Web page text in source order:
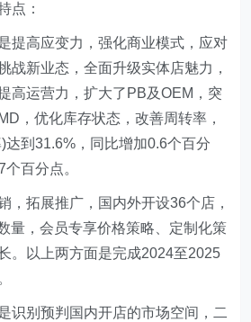
点：
提高应变力，强化商业模式，应对
战新业态，全面升级实体店魅力，
高运营力，扩大了PB及OEM，突
，优化库存状态，改善周转率，
达到31.6%，同比增加0.6个百分
百分点。
，拓展推广，国内外开设36个店，
量，会员专享价格策略、定制化策
。以上两方面是完成2024至2025
识别预判国内开店的市场空间，二